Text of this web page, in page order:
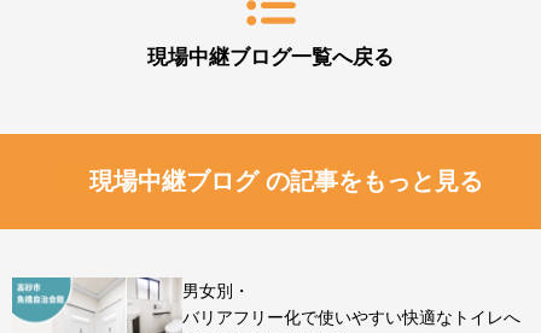
現場中継ブログ一覧へ戻る
現場中継ブログ の記事をもっと見る
男女別・
バリアフリー化で使いやすい快適なトイレへ